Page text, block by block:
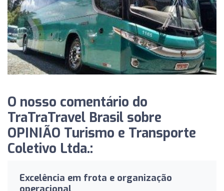
O nosso comentário do
TraTraTravel Brasil sobre
OPINIÃO Turismo e Transporte
Coletivo Ltda.:
Excelência em frota e organização